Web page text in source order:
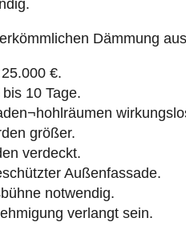
10 Tage.
größer.
verdeckt.
Außenfassade.
notwendig.
verlangt sein.